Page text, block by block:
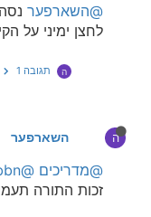
@השארפער
לחצן ימיני על
ה תגובה 1
ה השארפער
@מדריכים @bbn
זכות התורה